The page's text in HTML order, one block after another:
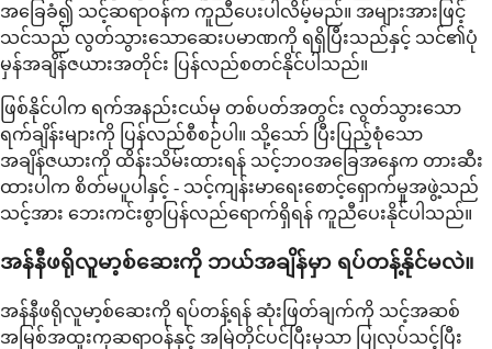
အခြေခံ၍ သင့်ဆရာဝန်က ကူညီပေးပါလိမ့်မည်။ အများအားဖြင့်
သင်သည် လွတ်သွားသောဆေးပမာဏကို ရရှိပြီးသည်နှင့် သင်၏ပုံ
မှန်အချိန်ဇယားအတိုင်း ပြန်လည်စတင်နိုင်ပါသည်။
ဖြစ်နိုင်ပါက ရက်အနည်းငယ်မှ တစ်ပတ်အတွင်း လွတ်သွားသော
ရက်ချိန်းများကို ပြန်လည်စီစဉ်ပါ။ သို့သော် ပြီးပြည့်စုံသော
အချိန်ဇယားကို ထိန်းသိမ်းထားရန် သင့်ဘဝအခြေအနေက တားဆီး
ထားပါက စိတ်မပူပါနှင့် - သင့်ကျန်းမာရေးစောင့်ရှောက်မှုအဖွဲ့သည်
သင့်အား ဘေးကင်းစွာပြန်လည်ရောက်ရှိရန် ကူညီပေးနိုင်ပါသည်။
အန်နီဖရိုလူမာ့စ်ဆေးကို ဘယ်အချိန်မှာ ရပ်တန့်နိုင်မလဲ။
အန်နီဖရိုလူမာ့စ်ဆေးကို ရပ်တန့်ရန် ဆုံးဖြတ်ချက်ကို သင့်အဆစ်
အမြစ်အထူးကုဆရာဝန်နှင့် အမြဲတိုင်ပင်ပြီးမှသာ ပြုလုပ်သင့်ပြီး